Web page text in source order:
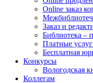
Online заказ
Заказ и
Библиотека –
Платные
Бесплатная
Конкурсы
Вологодская
Коллегам